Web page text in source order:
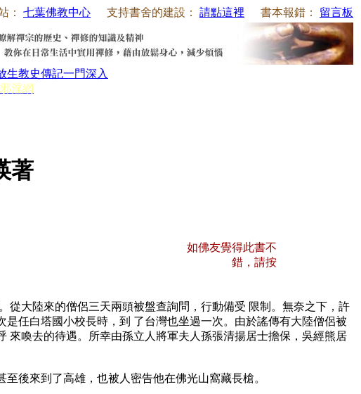
： 七葉佛教中心 支持書舍的建設： 請點這裡 書本報錯： 留言板
生教史傳記一門深入
淫網
著
如佛友覺得此書不
錯，請按
大陸來的僧侶三天兩頭被盤查詢問，行動備受 限制。無奈之下，許
任白塔國小校長時，到 了台灣也坐過一次。由於謠傳有大陸僧侶被
來喚去的待遇。所幸由孫立人將軍夫人孫張清揚居士擔保，吳經熊居
後來到了高雄，也被人密告他在佛光山窩藏長槍。